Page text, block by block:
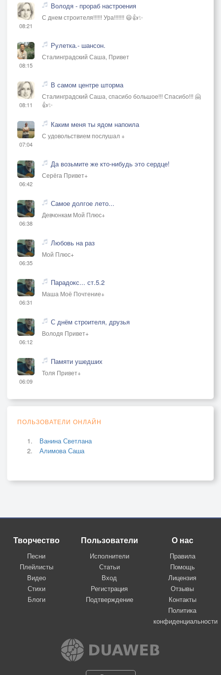
08:21
Володя - прораб настроения
С днем строителя!!!!!! Ура!!!!!!! 😃👍✨
08:15
Рулетка.- шансон.
Сталинградский Саша, Привет
08:11
В самом центре шторма
Сталинградский Саша, спасибо большое!!! Спасибо!!! 🤗
👍✨
07:04
Каким меня ты ядом напоила
С удовольствием послушал +
06:42
Да возьмите же кто-нибудь это сердце!
Серёга Привет+
06:38
Самое долгое лето...
Девчонкам Мой Плюс+
06:35
Любовь на раз
Мой Плюс+
06:31
Парадокс... ст.5.2
Маша Моё Почтение+
06:12
С днём строителя, друзья
Володя Привет+
06:09
Памяти ушедших
Толя Привет+
ПОЛЬЗОВАТЕЛИ ОНЛАЙН
Ванина Светлана
Алимова Саша
Творчество
Песни
Плейлисты
Видео
Стихи
Блоги
Пользователи
Исполнители
Статьи
Вход
Регистрация
Подтверждение
О нас
Правила
Помощь
Лицензия
Отзывы
Контакты
Политика
конфиденциальности